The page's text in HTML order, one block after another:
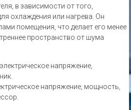
в зависимости от того‚
охлаждения или нагрева. Он
помещения‚ что делает его менее
пространство от шума
электрическое напряжение‚
напряжение‚ мощность‚